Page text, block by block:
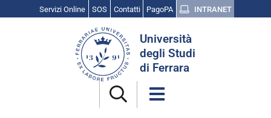
Servizi Online SOS Contatti PagoPA INTRANET
Università
degli Studi
di Ferrara